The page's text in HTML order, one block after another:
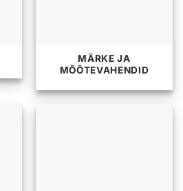
MÄRKE JA
MÕÕTEVAHENDID